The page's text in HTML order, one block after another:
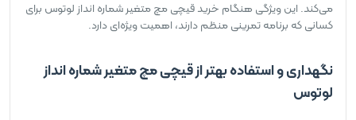
می‌کند. این ویژگی هنگام خرید قیچی مچ متغیر شماره انداز لوتوس برای
کسانی که برنامه تمرینی منظم دارند، اهمیت ویژه‌ای دارد.
نگهداری و استفاده بهتر از قیچی مچ متغیر شماره انداز
لوتوس